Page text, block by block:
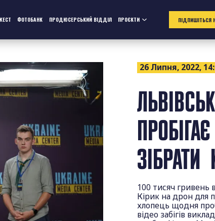
ФОТОБАНК ПРОДЮСЕРСЬКИЙ ВІДДІЛ ПРОЄКТИ ПІДПИШІТЬСЯ
26 Липня, 2022,
100 тисяч гривень
Кірик на дрон для
хлопець щодня
відео забігів